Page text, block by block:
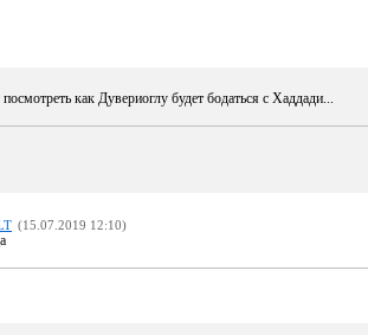
как Дувериоглу будет бодаться с Хаддади...
(15.07.2019 12:10)